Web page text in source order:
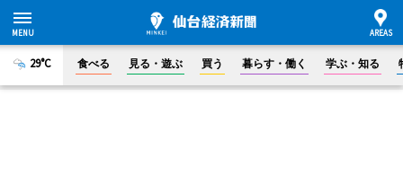
29°C 食べる 見る・遊ぶ 買う 暮らす・働く 学ぶ・知る